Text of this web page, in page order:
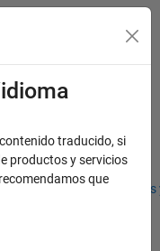
locales
traducido, si
productos y servicios
que